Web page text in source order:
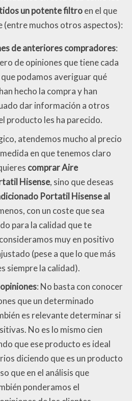
un potente filtroen el que
(entre muchos otros aspectos):
de anteriores compradores:
de opiniones que tiene cada
podamos averiguar qué
hecho la compra y han
dar información a otros
producto les ha parecido.
atendemos mucho al precio
en que tenemos claro
comprar Aire
Hisense, sino que deseas
Portatil Hisense al
con un coste que sea
para la calidad que te
muy en positivo
(pese a que lo que más
siempre la calidad).
: No basta con conocer
que un determinado
es relevante determinar si
No es lo mismo cien
que ese producto es ideal
diciendo que es un producto
que en el análisis que
ponderamos el